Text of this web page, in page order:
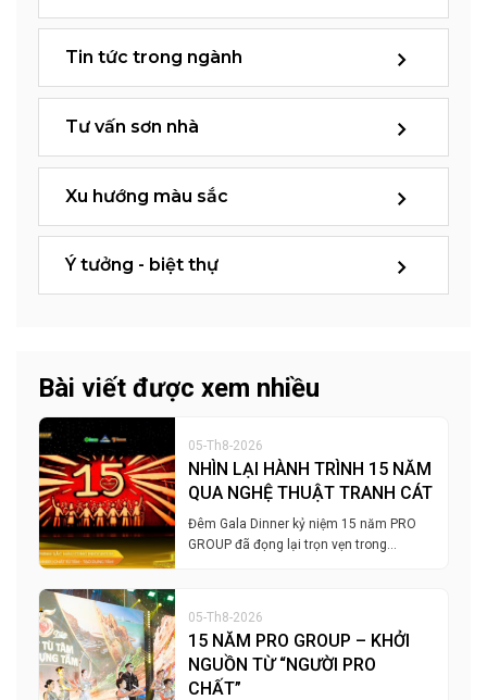
Tin tức trong ngành
Tư vấn sơn nhà
Xu hướng màu sắc
Ý tưởng - biệt thự
Bài viết được xem nhiều
05-Th8-2026
NHÌN LẠI HÀNH TRÌNH 15 NĂM
QUA NGHỆ THUẬT TRANH CÁT
Đêm Gala Dinner kỷ niệm 15 năm PRO
GROUP đã đọng lại trọn vẹn trong…
05-Th8-2026
15 NĂM PRO GROUP – KHỞI
NGUỒN TỪ “NGƯỜI PRO
CHẤT”